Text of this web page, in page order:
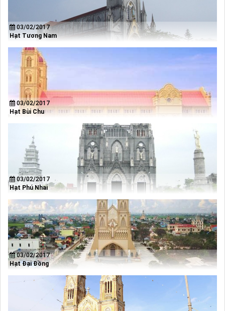
03/02/2017
Hạt Tương Nam
03/02/2017
Hạt Bùi Chu
03/02/2017
Hạt Phú Nhai
03/02/2017
Hạt Đại Đồng